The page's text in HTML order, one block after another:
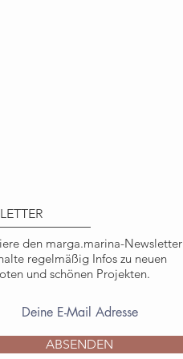
braun
nicht kommerziellen
den marga.marina-Newsletter
regelmäßig Infos zu neuen
und schönen Projekten.
ABSENDEN